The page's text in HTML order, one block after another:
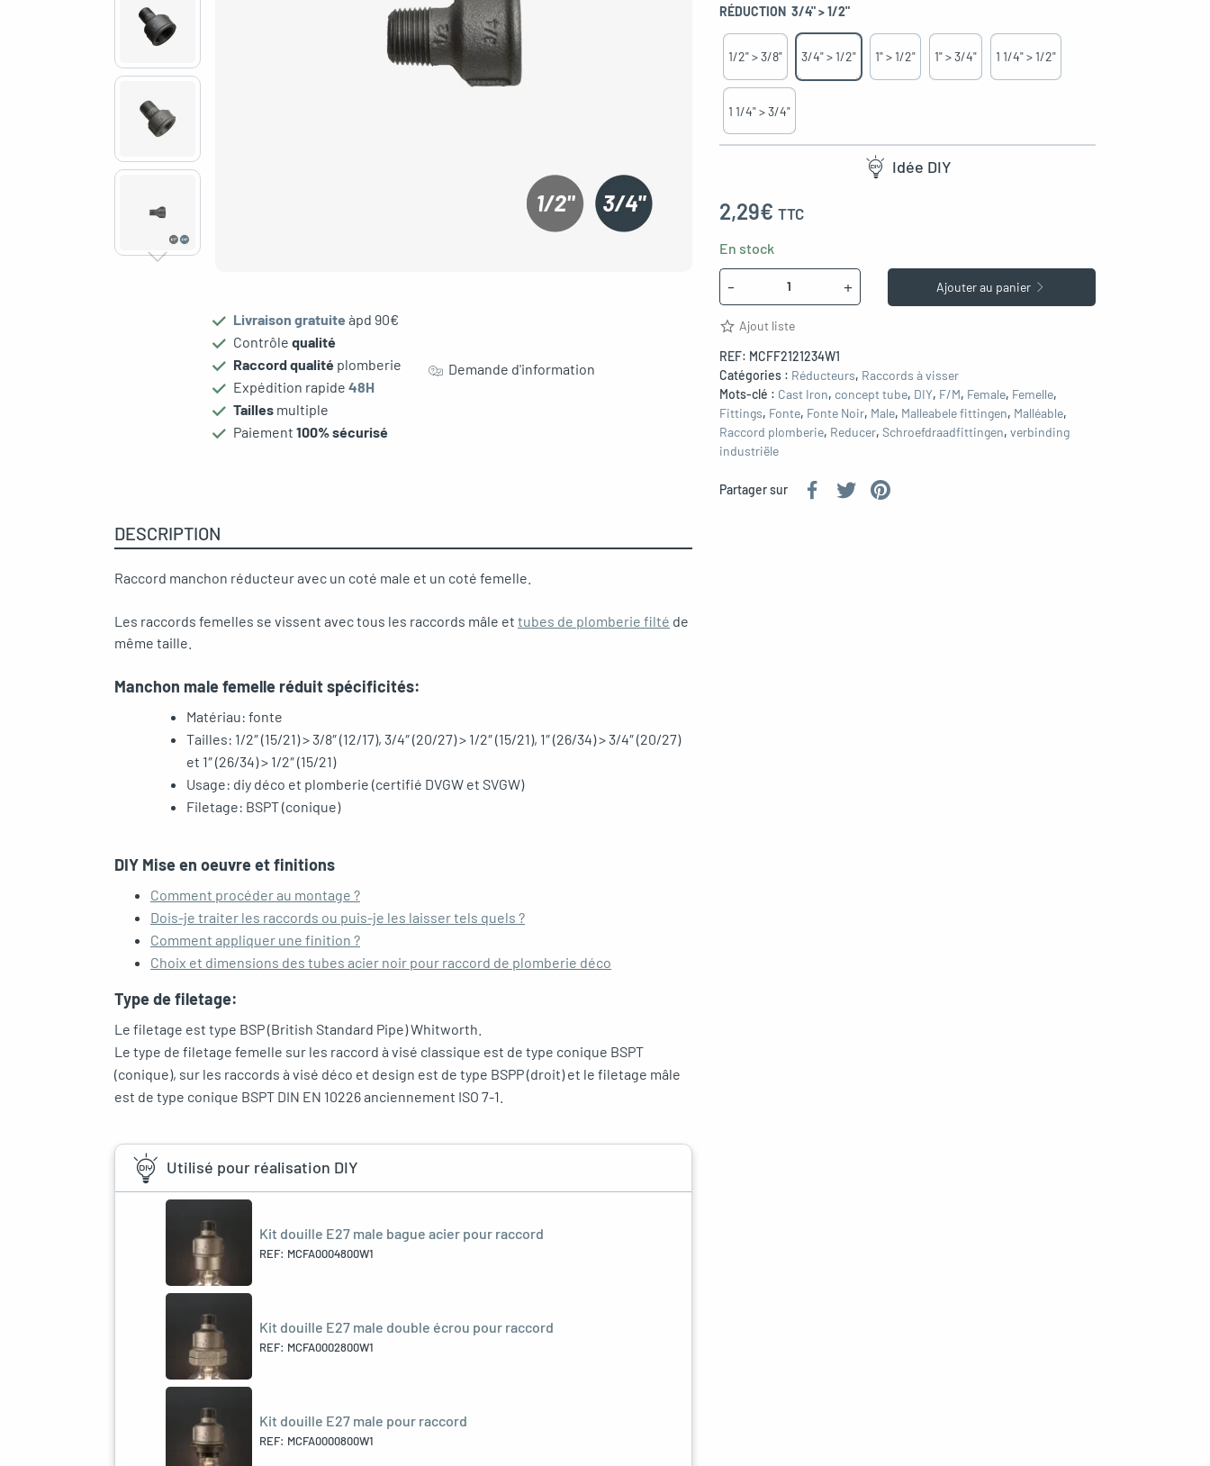
Livraison gratuite àpd 90€
Contrôle qualité
Raccord qualitéplomberie
Expédition rapide 48H
Taillesmultiple
Paiement 100% sécurisé
Demande d'information
RÉDUCTION 3/4" > 1/2"
1/2" > 3/8" 3/4" > 1/2" 1" > 1/2" 1" > 3/4" 1 1/4" > 1/2"
1 1/4" > 3/4"
Idée DIY
2,29€ TTC
En stock
- + Ajouter au panier
Ajout liste
REF: MCFF2121234W1
Catégories : Réducteurs, Raccords à visser
Mots-clé : Cast Iron, concept tube, DIY, F/M, Female, Femelle,
Fittings, Fonte, Fonte Noir, Male, Malleabele fittingen, Malléable,
Raccord plomberie, Reducer, Schroefdraadfittingen, verbinding
industriële
Partager sur
DESCRIPTION
Raccord manchon réducteur avec un coté male et un coté femelle.
Les raccords femelles se vissent avec tous les raccords mâle et tubes de plomberie filté de
même taille.
Manchon male femelle réduit spécificités:
Matériau: fonte
Tailles: 1/2″ (15/21) > 3/8″ (12/17), 3/4″ (20/27) > 1/2″ (15/21), 1″ (26/34) > 3/4″ (20/27)
et 1″ (26/34) > 1/2″ (15/21)
Usage: diy déco et plomberie (certifié DVGW et SVGW)
Filetage: BSPT (conique)
DIY Mise en oeuvre et finitions
Comment procéder au montage ?
Dois-je traiter les raccords ou puis-je les laisser tels quels ?
Comment appliquer une finition ?
Choix et dimensions des tubes acier noir pour raccord de plomberie déco
Type de filetage:
Le filetage est type BSP (British Standard Pipe) Whitworth.
Le type de filetage femelle sur les raccord à visé classique est de type conique BSPT
(conique), sur les raccords à visé déco et design est de type BSPP (droit) et le filetage mâle
est de type conique BSPT DIN EN 10226 anciennement ISO 7-1.
Utilisé pour réalisation DIY
Kit douille E27 male bague acier pour raccord
REF: MCFA0004800W1
Kit douille E27 male double écrou pour raccord
REF: MCFA0002800W1
Kit douille E27 male pour raccord
REF: MCFA0000800W1